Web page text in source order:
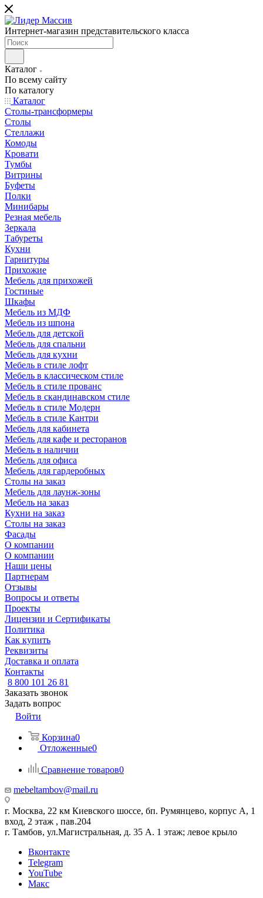
Интернет-магазин представительского класса
Каталог
По всему сайту
По каталогу
Каталог
Столы-трансформеры
Столы
Стеллажи
Комоды
Кровати
Тумбы
Витрины
Буфеты
Полки
Минибары
Резная мебель
Зеркала
Табуреты
Кухни
Гарнитуры
Прихожие
Мебель для прихожей
Гостиные
Шкафы
Мебель из МДФ
Мебель из шпона
Мебель для детской
Мебель для спальни
Мебель для кухни
Мебель в стиле лофт
Мебель в классическом стиле
Мебель в стиле прованс
Мебель в скандинавском стиле
Мебель в стиле Модерн
Мебель в стиле Кантри
Мебель для кабинета
Мебель для кафе и ресторанов
Мебель в наличии
Мебель для офиса
Мебель для гардеробных
Столы на заказ
Мебель для лаунж-зоны
Мебель на заказ
Кухни на заказ
Столы на заказ
Фасады
О компании
О компании
Наши цены
Партнерам
Отзывы
Вопросы и ответы
Проекты
Лицензии и Сертификаты
Политика
Как купить
Реквизиты
Доставка и оплата
Контакты
8 800 101 26 81
Заказать звонок
Задать вопрос
Войти
Корзина0
Отложенные0
Сравнение товаров0
mebeltambov@mail.ru
г. Москва, 22 км Киевского шоссе, бп. Румянцево, корпус А, 1
вход, 2 этаж , пав.204
г. Тамбов, ул.Магистральная, д. 35 А. 1 этаж; левое крыло
Вконтакте
Telegram
YouTube
Макс